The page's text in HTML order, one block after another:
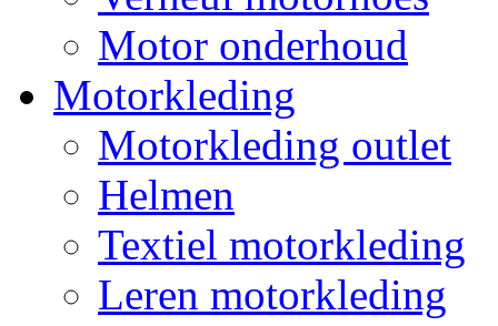
Motor onderhoud
Motorkleding
Motorkleding outlet
Helmen
Textiel motorkleding
Leren motorkleding